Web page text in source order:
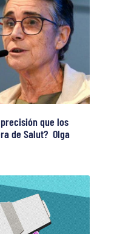
que los
de Salut? Olga